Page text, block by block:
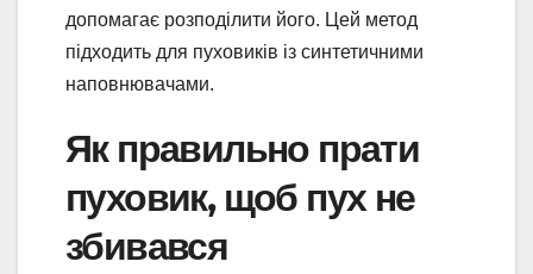
допомагає розподілити його. Цей метод
підходить для пуховиків із синтетичними
наповнювачами.
Як правильно прати
пуховик, щоб пух не
збивався